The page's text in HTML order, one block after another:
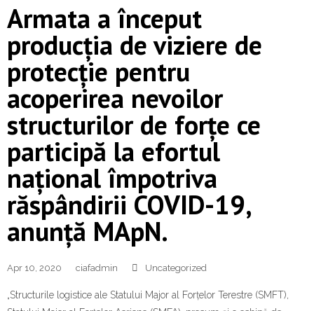
Armata a început
producția de viziere de
protecție pentru
acoperirea nevoilor
structurilor de forțe ce
participă la efortul
național împotriva
răspândirii COVID-19,
anunță MApN.
Apr 10, 2020 ciafadmin Uncategorized
„Structurile logistice ale Statului Major al Forțelor Terestre (SMFT),